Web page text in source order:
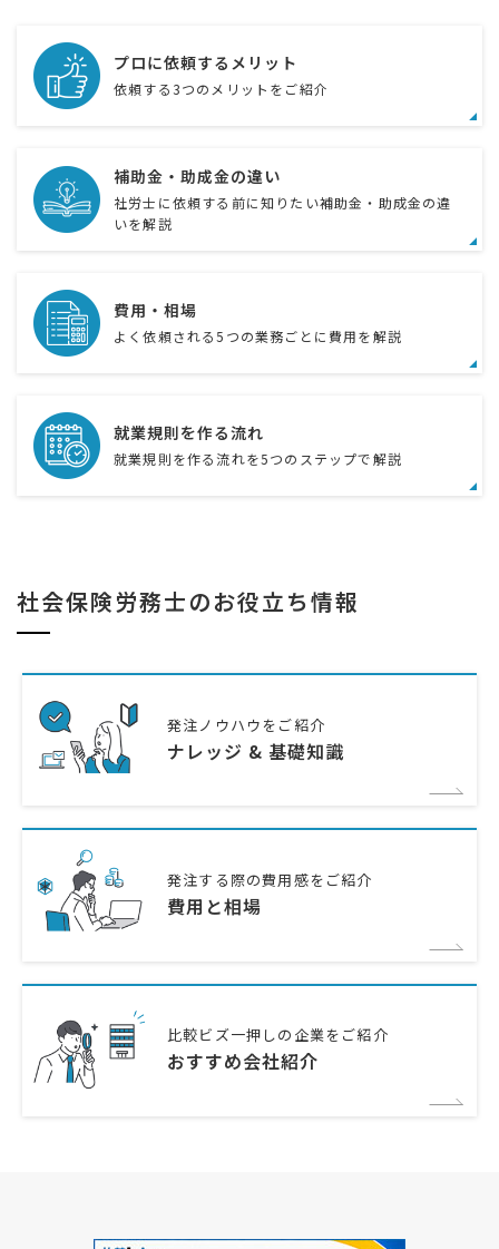
プロに依頼するメリット
依頼する3つのメリットをご紹介
補助金・助成金の違い
社労士に依頼する前に知りたい補助金・助成金の違
いを解説
費用・相場
よく依頼される5つの業務ごとに費用を解説
就業規則を作る流れ
就業規則を作る流れを5つのステップで解説
社会保険労務士のお役立ち情報
発注ノウハウをご紹介
ナレッジ & 基礎知識
発注する際の費用感をご紹介
費用と相場
比較ビズ一押しの企業をご紹介
おすすめ会社紹介